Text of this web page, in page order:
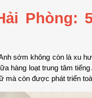
Phòng:
sớm không còn là xu
hàng loạt trung tâm
mà còn được phát triển